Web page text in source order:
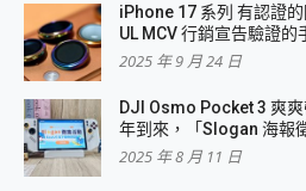
iPhone 17 系列 有認證
UL MCV 行銷宣告驗證的
2025 年 9 月 24 日
DJI Osmo Pocket 3 爽
年到來，「Slogan 海報
2025 年 8 月 11 日